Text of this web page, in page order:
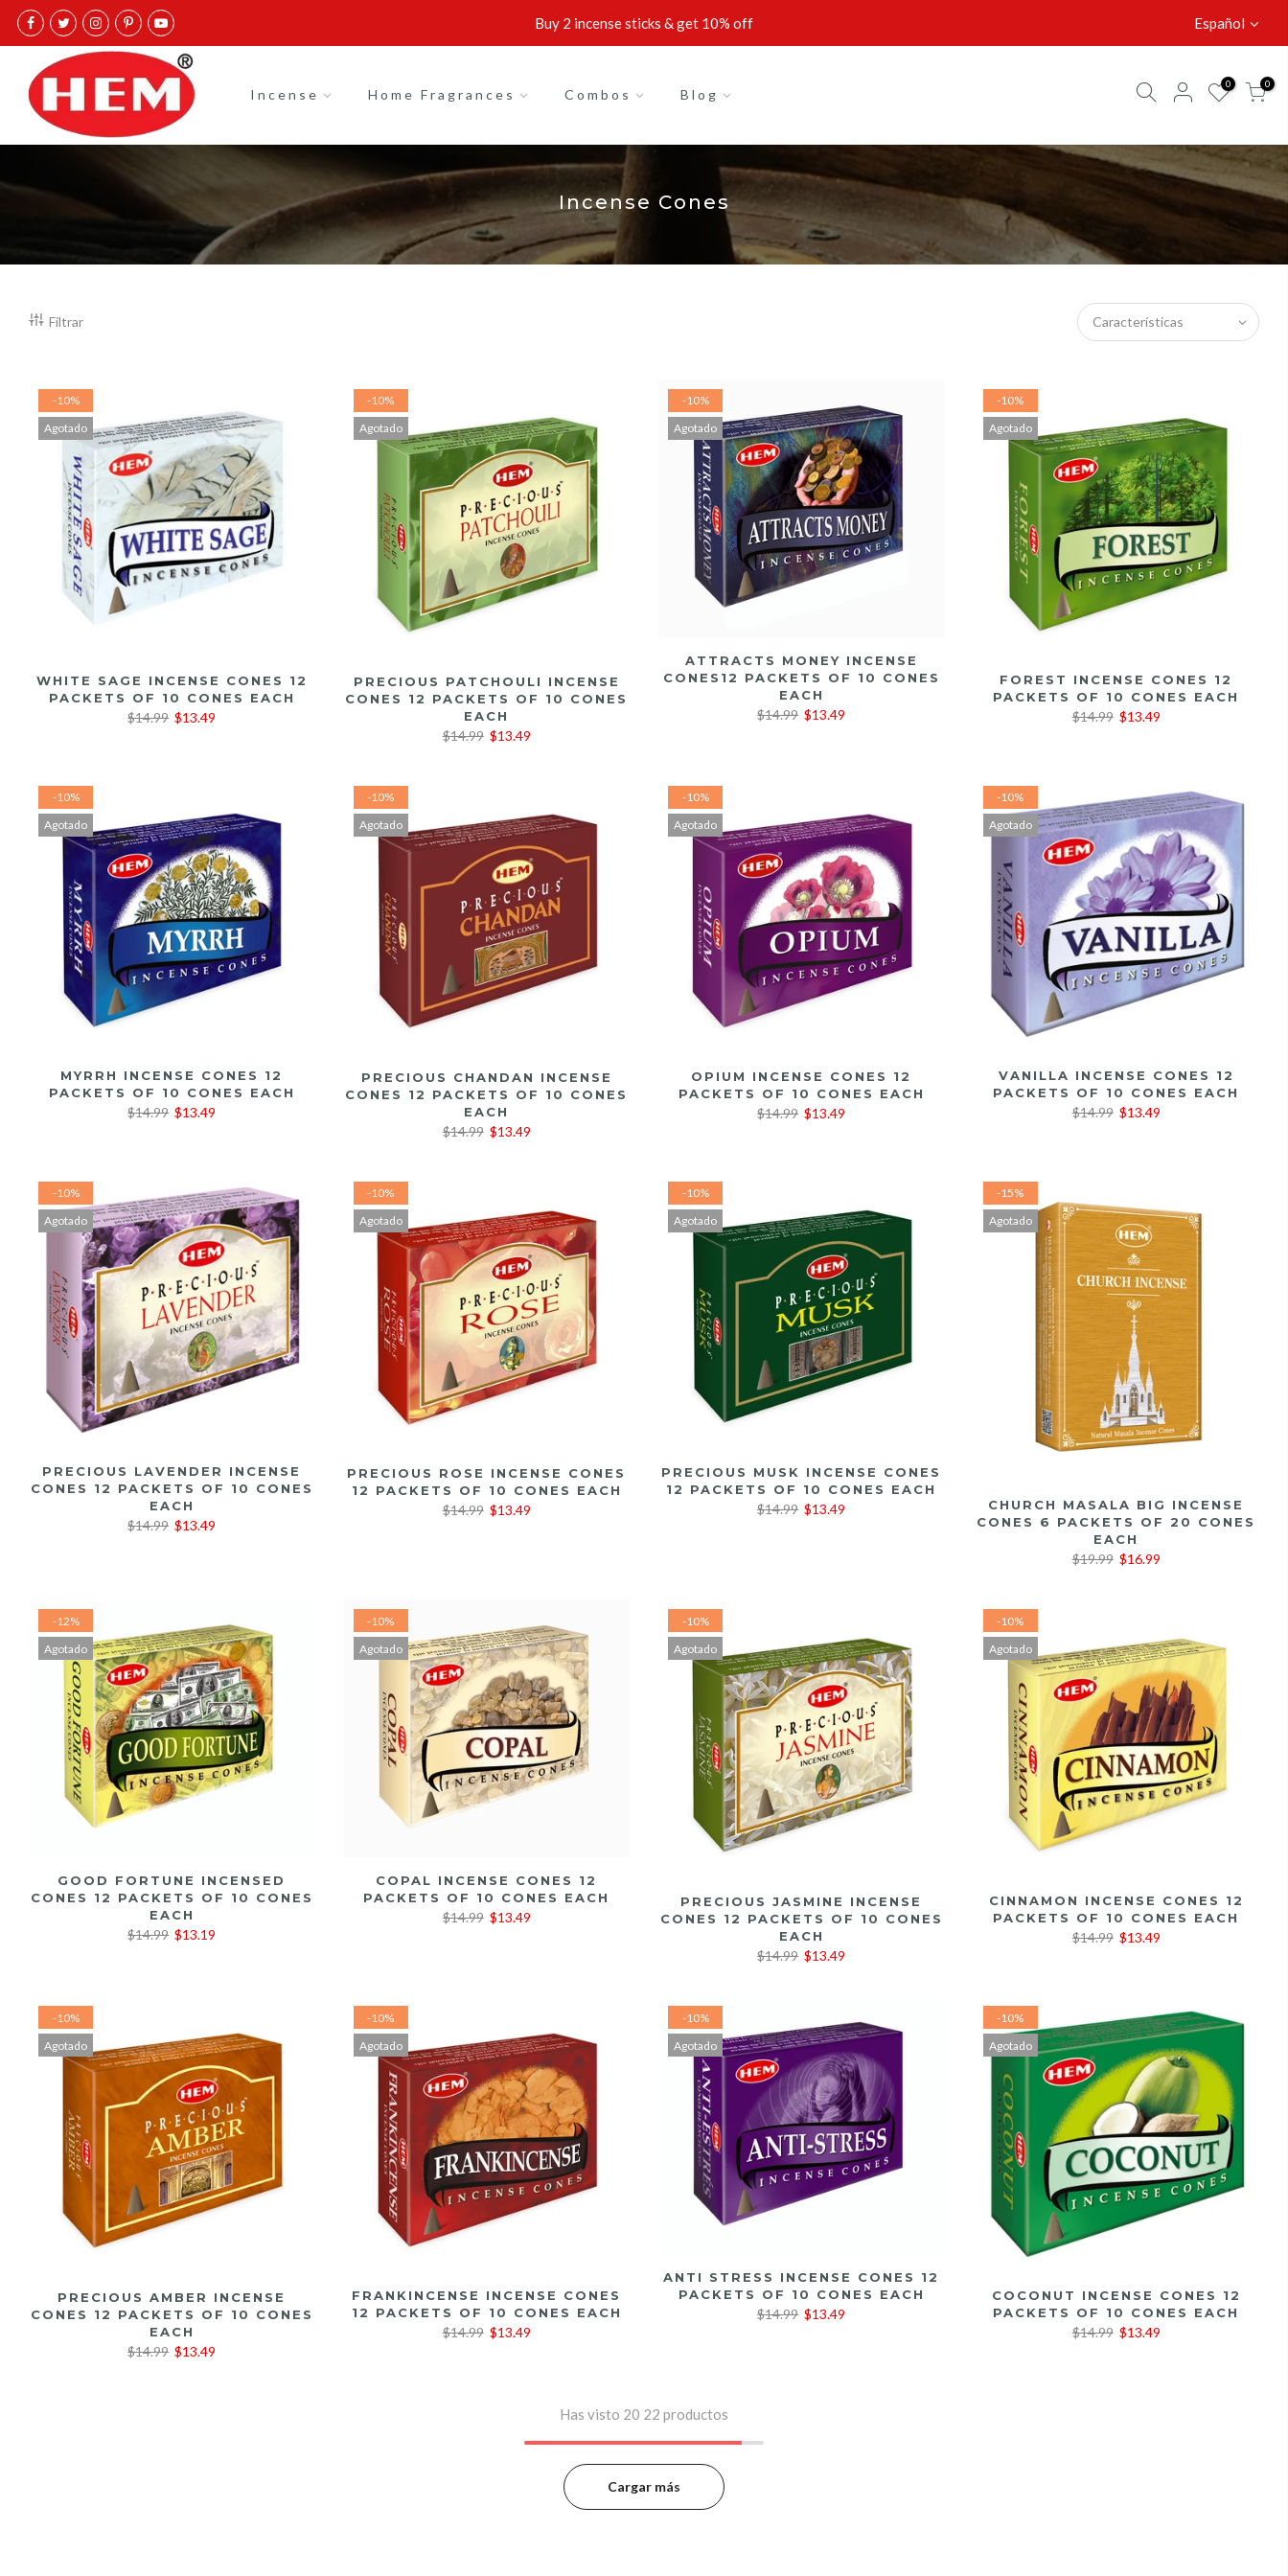
Skip
Buy 2 incense sticks & get 10% off
Buy 3 incense sticks & get 15% off
Español
Incense Home Fragrances Combos Blog
0 0
Incense Cones
Filtrar Características
-10%
Agotado
LEER MÁS
WHITE SAGE INCENSE CONES 12
PACKETS OF 10 CONES EACH
$14.99 $13.49
-10%
Agotado
LEER MÁS
PRECIOUS PATCHOULI INCENSE
CONES 12 PACKETS OF 10 CONES
EACH
$14.99 $13.49
-10%
Agotado
LEER MÁS
ATTRACTS MONEY INCENSE
CONES12 PACKETS OF 10 CONES
EACH
$14.99 $13.49
-10%
Agotado
LEER MÁS
FOREST INCENSE CONES 12
PACKETS OF 10 CONES EACH
$14.99 $13.49
-10%
Agotado
LEER MÁS
MYRRH INCENSE CONES 12
PACKETS OF 10 CONES EACH
$14.99 $13.49
-10%
Agotado
LEER MÁS
PRECIOUS CHANDAN INCENSE
CONES 12 PACKETS OF 10 CONES
EACH
$14.99 $13.49
-10%
Agotado
LEER MÁS
OPIUM INCENSE CONES 12
PACKETS OF 10 CONES EACH
$14.99 $13.49
-10%
Agotado
LEER MÁS
VANILLA INCENSE CONES 12
PACKETS OF 10 CONES EACH
$14.99 $13.49
-10%
Agotado
LEER MÁS
PRECIOUS LAVENDER INCENSE
CONES 12 PACKETS OF 10 CONES
EACH
$14.99 $13.49
-10%
Agotado
LEER MÁS
PRECIOUS ROSE INCENSE CONES
12 PACKETS OF 10 CONES EACH
$14.99 $13.49
-10%
Agotado
LEER MÁS
PRECIOUS MUSK INCENSE CONES
12 PACKETS OF 10 CONES EACH
$14.99 $13.49
-15%
Agotado
LEER MÁS
CHURCH MASALA BIG INCENSE
CONES 6 PACKETS OF 20 CONES
EACH
$19.99 $16.99
-12%
Agotado
LEER MÁS
GOOD FORTUNE INCENSED
CONES 12 PACKETS OF 10 CONES
EACH
$14.99 $13.19
-10%
Agotado
LEER MÁS
COPAL INCENSE CONES 12
PACKETS OF 10 CONES EACH
$14.99 $13.49
-10%
Agotado
LEER MÁS
PRECIOUS JASMINE INCENSE
CONES 12 PACKETS OF 10 CONES
EACH
$14.99 $13.49
-10%
Agotado
LEER MÁS
CINNAMON INCENSE CONES 12
PACKETS OF 10 CONES EACH
$14.99 $13.49
-10%
Agotado
LEER MÁS
PRECIOUS AMBER INCENSE
CONES 12 PACKETS OF 10 CONES
EACH
$14.99 $13.49
-10%
Agotado
LEER MÁS
FRANKINCENSE INCENSE CONES
12 PACKETS OF 10 CONES EACH
$14.99 $13.49
-10%
Agotado
LEER MÁS
ANTI STRESS INCENSE CONES 12
PACKETS OF 10 CONES EACH
$14.99 $13.49
-10%
Agotado
LEER MÁS
COCONUT INCENSE CONES 12
PACKETS OF 10 CONES EACH
$14.99 $13.49
Has visto 20 22 productos
Cargar más